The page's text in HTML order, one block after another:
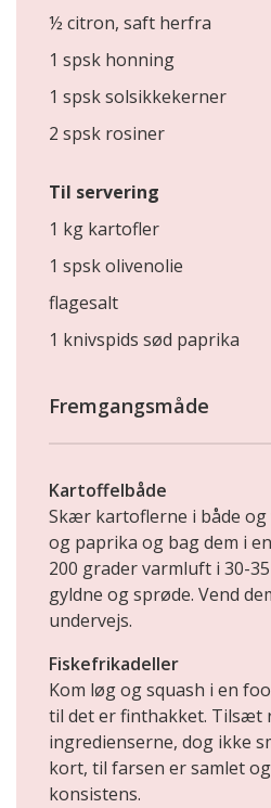
½ citron, saft herfra
1 spsk honning
1 spsk solsikkekerner
2 spsk rosiner
Til servering
1 kg kartofler
1 spsk olivenolie
flagesalt
1 knivspids sød paprika
Fremgangsmåde
Kartoffelbåde
Skær kartoflerne i både og
og paprika og bag dem i
200 grader varmluft i 30-
gyldne og sprøde. Vend
undervejs.
Fiskefrikadeller
Kom løg og squash i en
til det er finthakket. Tilsæt
ingredienserne, dog ikke
kort, til farsen er samlet
konsistens.